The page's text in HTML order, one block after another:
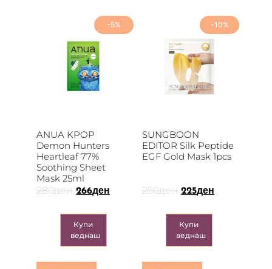
-5%
ANUA KPOP
Demon Hunters
Heartleaf 77%
Soothing Sheet
Mask 25ml
280ден 266ден
Купи
веднаш
-10%
SUNGBOON
EDITOR Silk Peptide
EGF Gold Mask 1pcs
250ден 225ден
Купи
веднаш